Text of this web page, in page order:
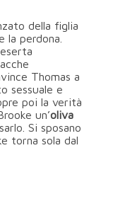
della figlia
la perdona.
Thomas a
sessuale e
poi la verità
un’oliva
Si sposano
torna sola dal